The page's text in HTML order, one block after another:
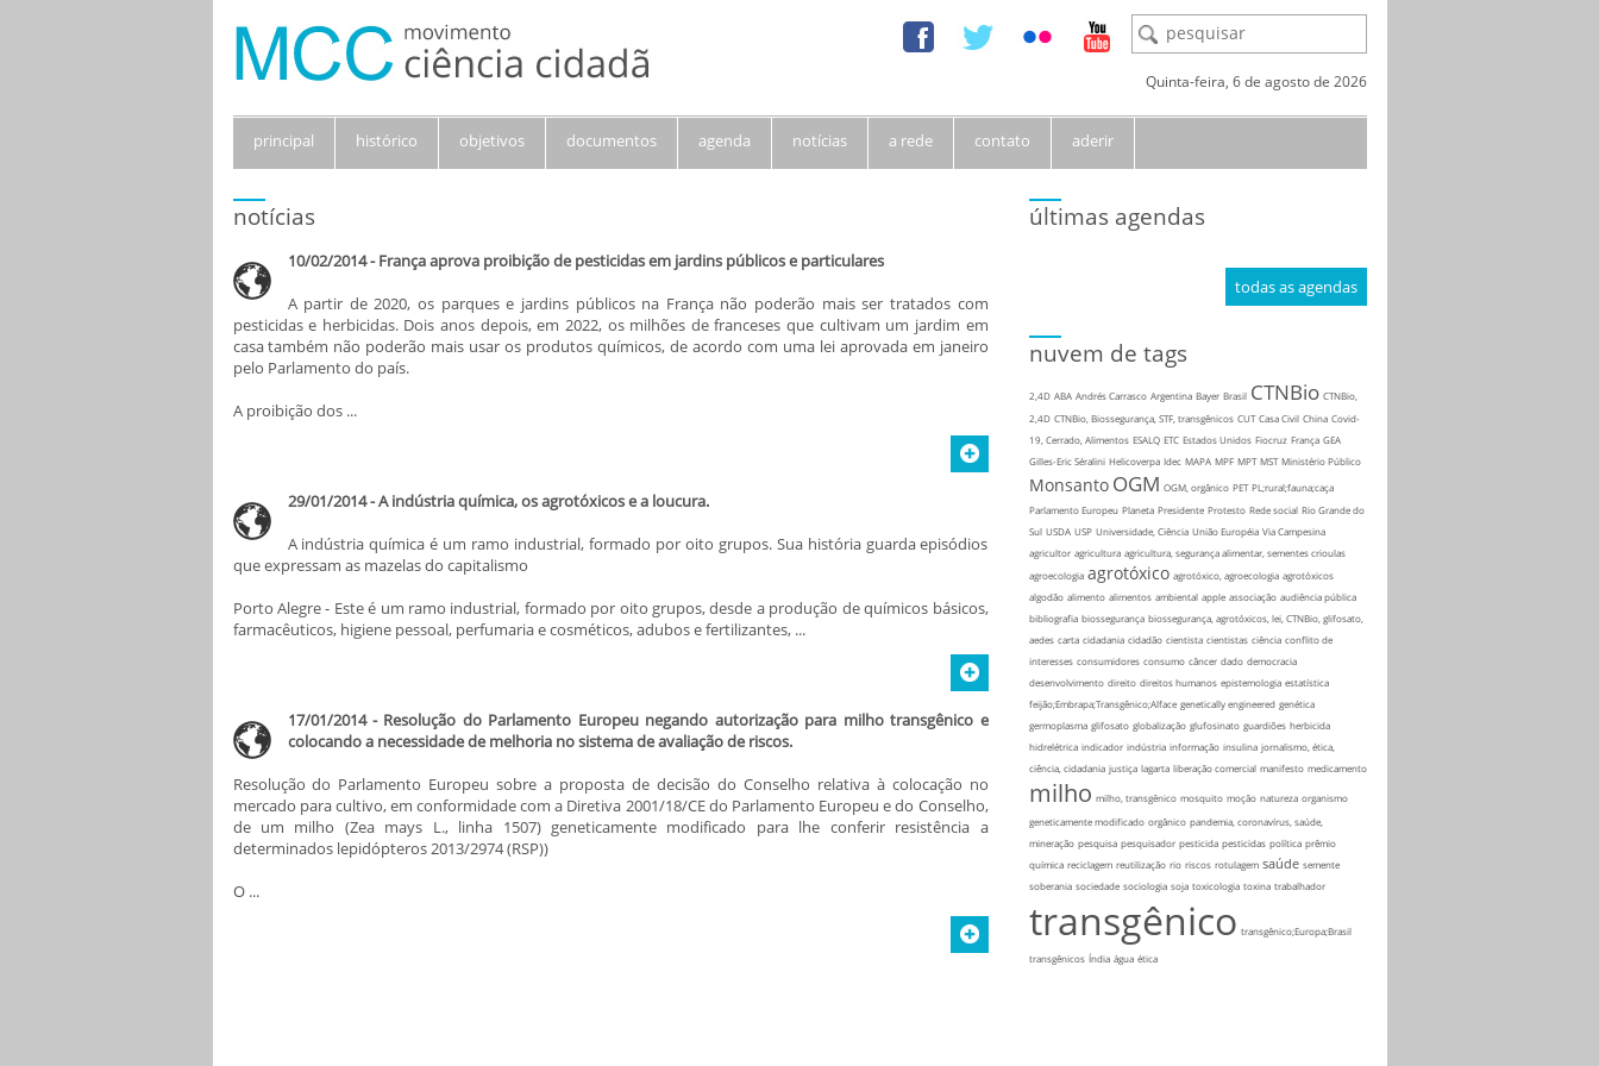
Quinta-feira, 6 de agosto de 2026
principal histórico objetivos documentos agenda notícias a rede contato aderir
últimas agendas
todas as agendas
nuvem de tags
2,4D ABA Andrés Carrasco Argentina Bayer Brasil CTNBio CTNBio,
2,4D CTNBio, Biossegurança, STF, transgênicos CUT Casa Civil China Covid-
19, Cerrado, Alimentos ESALQ ETC Estados Unidos Fiocruz França GEA
Gilles-Eric Séralini Helicoverpa Idec MAPA MPF MPT MST Ministério Público
Monsanto OGM OGM, orgânico PET PL;rural;fauna;caça
Parlamento Europeu Planeta Presidente Protesto Rede social Rio Grande do
Sul USDA USP Universidade, Ciência União Européia Via Campesina
agricultor agricultura agricultura, segurança alimentar, sementes crioulas
agroecologia agrotóxico agrotóxico, agroecologia agrotóxicos
algodão alimento alimentos ambiental apple associação audiência pública
bibliografia biossegurança biossegurança, agrotóxicos, lei, CTNBio, glifosato,
aedes carta cidadania cidadão cientista cientistas ciência conflito de
interesses consumidores consumo câncer dado democracia
desenvolvimento direito direitos humanos epistemologia estatística
feijão;Embrapa;Transgênico;Alface genetically engineered genética
germoplasma glifosato globalização glufosinato guardiões herbicida
hidrelétrica indicador indústria informação insulina jornalismo, ética,
ciência, cidadania justiça lagarta liberação comercial manifesto medicamento
milho milho, transgênico mosquito moção natureza organismo
geneticamente modificado orgânico pandemia, coronavírus, saúde,
mineração pesquisa pesquisador pesticida pesticidas política prêmio
química reciclagem reutilização rio riscos rotulagem saúde semente
soberania sociedade sociologia soja toxicologia toxina trabalhador
transgênico transgênico;Europa;Brasil
transgênicos Índia água ética
notícias
10/02/2014 - França aprova proibição de pesticidas em jardins públicos e particulares
A partir de 2020, os parques e jardins públicos na França não poderão mais ser tratados com
pesticidas e herbicidas. Dois anos depois, em 2022, os milhões de franceses que cultivam um jardim em
casa também não poderão mais usar os produtos químicos, de acordo com uma lei aprovada em janeiro
pelo Parlamento do país.
A proibição dos ...
29/01/2014 - A indústria química, os agrotóxicos e a loucura.
A indústria química é um ramo industrial, formado por oito grupos. Sua história guarda episódios
que expressam as mazelas do capitalismo
Porto Alegre - Este é um ramo industrial, formado por oito grupos, desde a produção de químicos básicos,
farmacêuticos, higiene pessoal, perfumaria e cosméticos, adubos e fertilizantes, ...
17/01/2014 - Resolução do Parlamento Europeu negando autorização para milho transgênico e
colocando a necessidade de melhoria no sistema de avaliação de riscos.
Resolução do Parlamento Europeu sobre a proposta de decisão do Conselho relativa à colocação no
mercado para cultivo, em conformidade com a Diretiva 2001/18/CE do Parlamento Europeu e do Conselho,
de um milho (Zea mays L., linha 1507) geneticamente modificado para lhe conferir resistência a
determinados lepidópteros 2013/2974 (RSP))
O ...